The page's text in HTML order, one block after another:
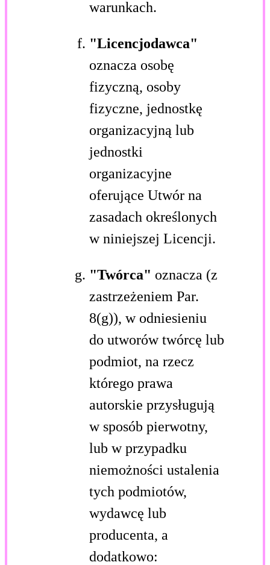
warunkach.
"Licencjodawca"
oznacza osobę
fizyczną, osoby
fizyczne, jednostkę
organizacyjną lub
jednostki
organizacyjne
oferujące Utwór na
zasadach określonych
w niniejszej Licencji.
"Twórca" oznacza (z
zastrzeżeniem Par.
8(g)), w odniesieniu
do utworów twórcę lub
podmiot, na rzecz
którego prawa
autorskie przysługują
w sposób pierwotny,
lub w przypadku
niemożności ustalenia
tych podmiotów,
wydawcę lub
producenta, a
dodatkowo: